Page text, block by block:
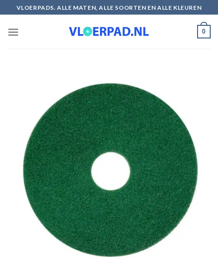
naar
inhoud
VLOERPADS. ALLE MATEN, ALLE SOORTEN EN ALLE KLEUREN
0